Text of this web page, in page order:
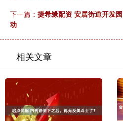
下一篇： 捷希缘配资 安居街道开发
动
相关文章